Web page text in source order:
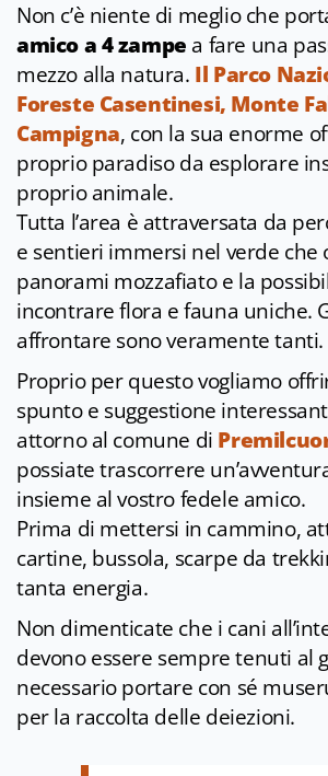
Non c’è niente di meglio che
amico a 4 zampe a fare una
mezzo alla natura. Il Parco
Foreste Casentinesi, Monte
Campigna, con la sua enorme
proprio paradiso da esplorare
proprio animale.
Tutta l’area è attraversata da
e sentieri immersi nel verde che
panorami mozzafiato e la
incontrare flora e fauna uniche.
affrontare sono veramente tanti.
Proprio per questo vogliamo
spunto e suggestione
attorno al comune di
possiate trascorrere
insieme al vostro fedele amico.
Prima di mettersi in cammino,
cartine, bussola, scarpe da
tanta energia.
Non dimenticate che i cani
devono essere sempre tenuti al
necessario portare con sé
per la raccolta delle deiezioni.